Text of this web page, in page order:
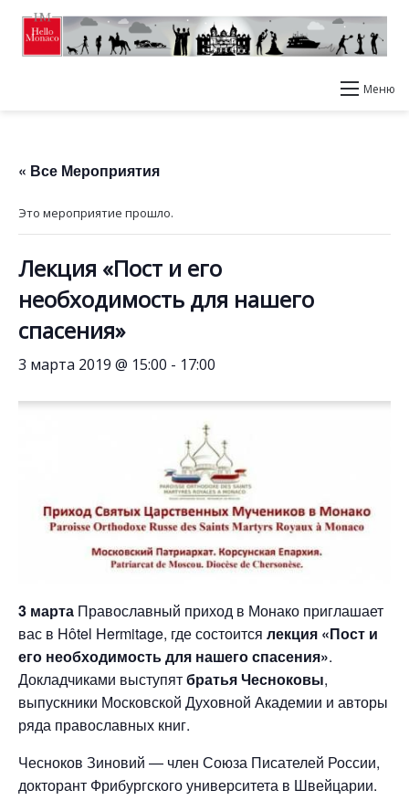
Меню
« Все Мероприятия
Это мероприятие прошло.
Лекция «Пост и его
необходимость для нашего
спасения»
3 марта 2019 @ 15:00 - 17:00
3 марта Православный приход в Монако приглашает
вас в Hôtel Hermitage, где состоится лекция «Пост и
его необходимость для нашего спасения».
Докладчиками выступятбратья Чесноковы,
выпускники Московской Духовной Академии и авторы
ряда православных книг.
Чесноков Зиновий — член Союза Писателей России,
докторант Фрибургского университета в Швейцарии.